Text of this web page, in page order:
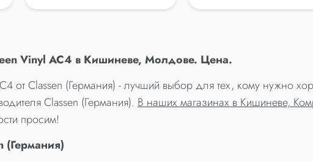
Vinyl AC4 в Кишиневе, Молдове. Цена.
от Classen (Германия) - лучший выбор для тех, кому нужно
Classen (Германия). В наших магазинах в Кишиневе,
просим!
(Германия)